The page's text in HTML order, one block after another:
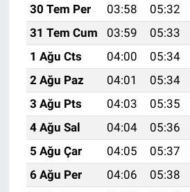
30 Tem Per
03:58 05:32
31 Tem Cum
03:59 05:33
1 Ağu Cts
04:00 05:34
2 Ağu Paz
04:01 05:34
3 Ağu Pts
04:03 05:35
4 Ağu Sal
04:04 05:36
5 Ağu Çar
04:05 05:37
6 Ağu Per
04:06 05:38